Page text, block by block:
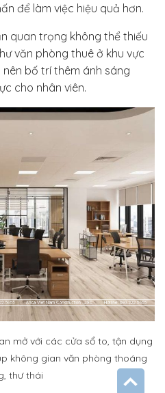
để làm việc hiệu quả hơn.
quan trọng không thể thiếu
văn phòng thuê ở khu vực
bố trí thêm ánh sáng
cho nhân viên.
mở với các cửa sổ to, tận dụng
không gian văn phòng thoáng
thư thái